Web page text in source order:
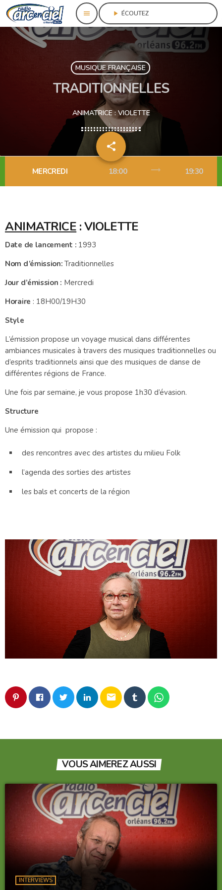
menu play_arrow
MUSIQUE FRANÇAISE
TRADITIONNELLES
ANIMATRICE : VIOLETTE
share
email
MERCREDI 18:00 trending_flat 19:30
ANIMATRICE : VIOLETTE
Date de lancement : 1993
Nom d’émission:Traditionnelles
Jour d’émission : Mercredi
Horaire : 18H00/19H30
Style
L’émission propose un voyage musical dans différentes
ambiances musicales à travers des musiques traditionnelles ou
d’esprits traditionnels ainsi que des musiques de danse de
différentes régions de France.
Une fois par semaine, je vous propose 1h30 d’évasion.
Structure
Une émission qui propose :
des rencontres avec des artistes du milieu Folk
l’agenda des sorties des artistes
les bals et concerts de la région
email
VOUS AIMEREZ AUSSI
INTERVIEWS